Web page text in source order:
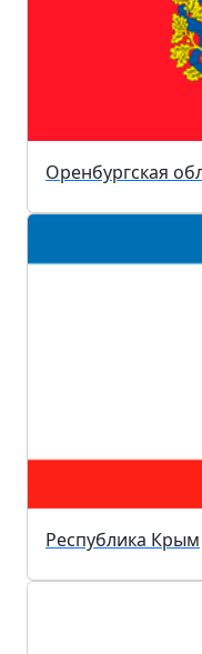
Оренбургская
Республика Крым